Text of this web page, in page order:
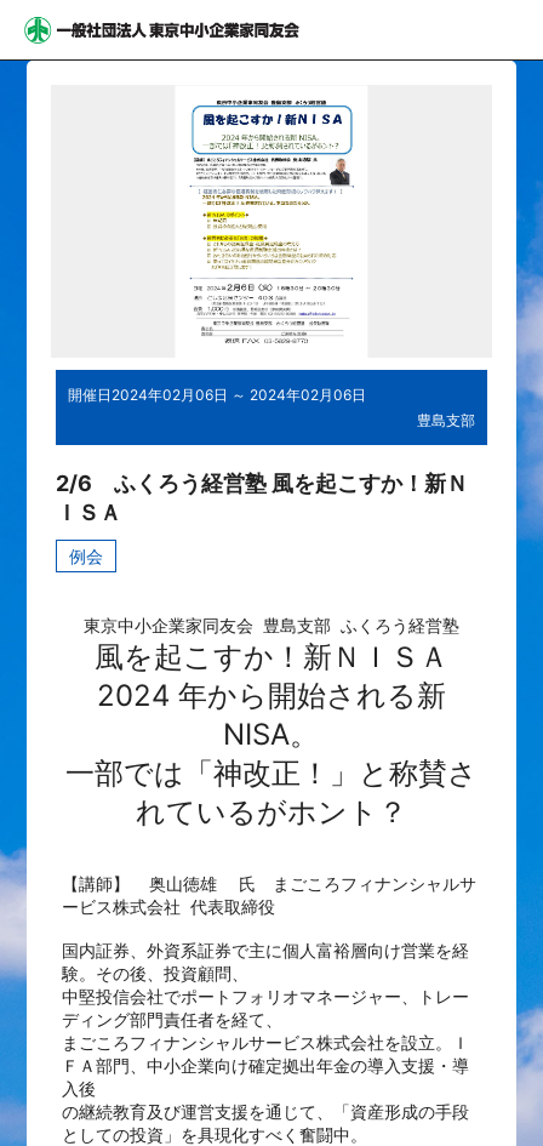
開催日 2024年02月06日 ～ 2024年02月06日
豊島支部
2/6 ふくろう経営塾 風を起こすか！新Ｎ
ＩＳＡ
例会
東京中小企業家同友会 豊島支部 ふくろう経営塾
風を起こすか！新ＮＩＳＡ
2024 年から開始される新
NISA。
一部では「神改正！」と称賛さ
れているがホント？
【講師】 奥山徳雄 氏
まごころフィナンシャルサ
ービス株式会社 代表取締役
国内証券、外資系証券で主に個人富裕層向け営業を経
験。その後、投資顧問、
中堅投信会社でポートフォリオマネージャー、トレー
ディング部門責任者を経て、
まごころフィナンシャルサービス株式会社を設立。Ｉ
ＦＡ部門、中小企業向け確定拠出年金の導入支援・導
入後
の継続教育及び運営支援を通じて、「資産形成の手段
としての投資」を具現化すべく奮闘中。